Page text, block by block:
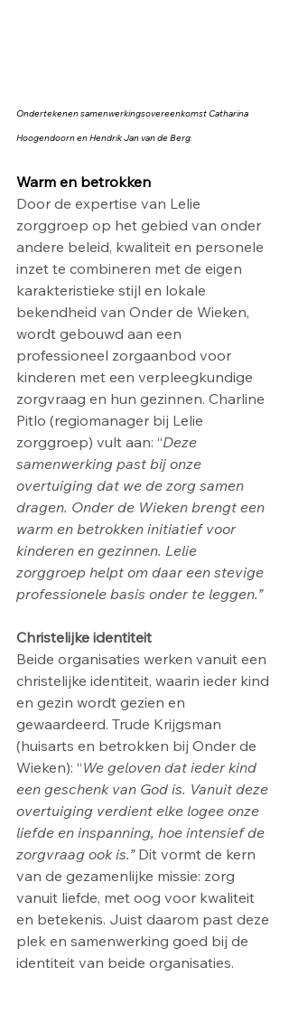
Ondertekenen samenwerkingsovereenkomst Catharina
Hoogendoorn en Hendrik Jan van de Berg.
Warm en betrokken
Door de expertise van Lelie
zorggroep op het gebied van onder
andere beleid, kwaliteit en personele
inzet te combineren met de eigen
karakteristieke stijl en lokale
bekendheid van Onder de Wieken,
wordt gebouwd aan een
professioneel zorgaanbod voor
kinderen met een verpleegkundige
zorgvraag en hun gezinnen. Charline
Pitlo (regiomanager bij Lelie
zorggroep) vult aan: “Deze
samenwerking past bij onze
overtuiging dat we de zorg samen
dragen. Onder de Wieken brengt een
warm en betrokken initiatief voor
kinderen en gezinnen. Lelie
zorggroep helpt om daar een stevige
professionele basis onder te leggen.”
Christelijke identiteit
Beide organisaties werken vanuit een
christelijke identiteit, waarin ieder kind
en gezin wordt gezien en
gewaardeerd. Trude Krijgsman
(huisarts en betrokken bij Onder de
Wieken): “We geloven dat ieder kind
een geschenk van God is. Vanuit deze
overtuiging verdient elke logee onze
liefde en inspanning, hoe intensief de
zorgvraag ook is.” Dit vormt de kern
van de gezamenlijke missie: zorg
vanuit liefde, met oog voor kwaliteit
en betekenis. Juist daarom past deze
plek en samenwerking goed bij de
identiteit van beide organisaties.